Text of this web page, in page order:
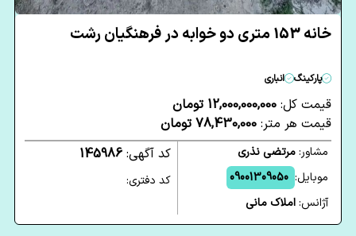
خانه 153 متری دو خوابه در فرهنگیان رشت
پارکینگ انباری
قیمت کل: 12,000,000,000 تومان
قیمت هر متر: 78,430,000 تومان
مشاور:مرتضی نذری
موبایل: 09001309050
آژانس:املاک مانی
کد آگهی: 145986
کد دفتری: